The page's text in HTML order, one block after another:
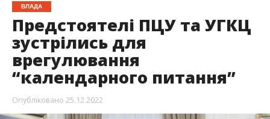
ВЛАДА
Предстоятелі ПЦУ та УГКЦ
зустрілись для
врегулювання
“календарного питання”
Опубліковано 25.12.2022